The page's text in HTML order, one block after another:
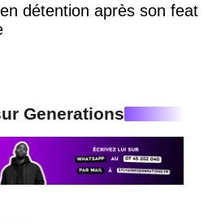
détention après son feat
Generations